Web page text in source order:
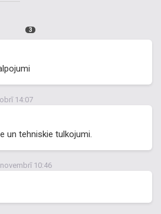
3
14:07
un tehniskie tulkojumi.
10:46